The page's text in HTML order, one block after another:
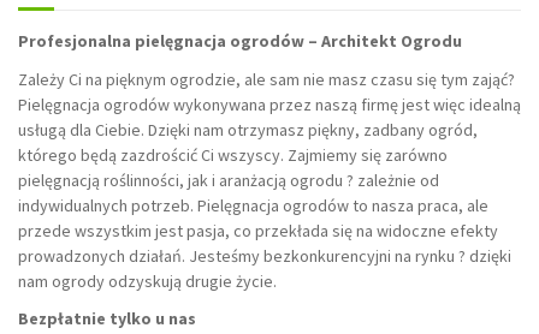
Profesjonalna pielęgnacja ogrodów – Architekt Ogrodu
Zależy Ci na pięknym ogrodzie, ale sam nie masz czasu się tym zająć?
Pielęgnacja ogrodów wykonywana przez naszą firmę jest więc idealną
usługą dla Ciebie. Dzięki nam otrzymasz piękny, zadbany ogród,
którego będą zazdrościć Ci wszyscy. Zajmiemy się zarówno
pielęgnacją roślinności, jak i aranżacją ogrodu ? zależnie od
indywidualnych potrzeb. Pielęgnacja ogrodów to nasza praca, ale
przede wszystkim jest pasja, co przekłada się na widoczne efekty
prowadzonych działań. Jesteśmy bezkonkurencyjni na rynku ? dzięki
nam ogrody odzyskują drugie życie.
Bezpłatnie tylko u nas